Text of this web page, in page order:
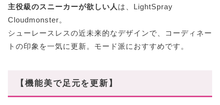
主役級のスニーカーが欲しい人 は、LightSpray
Cloudmonster。
シューレースレスの近未来的なデザインで、コーディネー
トの印象を一気に更新。モード派におすすめです。
【機能美で足元を更新】